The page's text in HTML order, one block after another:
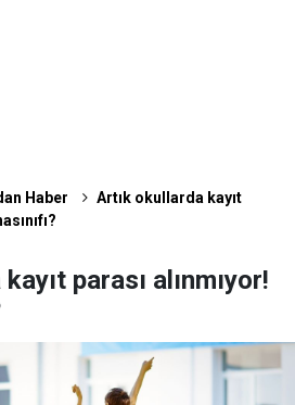
Haber
Artık okullarda kayıt
parası alınmıyor!